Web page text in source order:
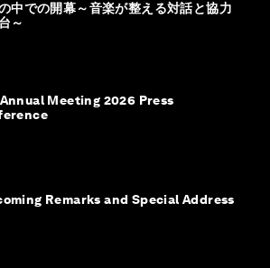
中での開幕～音楽が整える対話と協力
～
Meeting 2026 Press
Remarks and Special Address